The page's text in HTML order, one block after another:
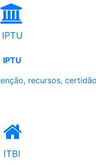
IPTU
IPTU
recursos,
ITBI